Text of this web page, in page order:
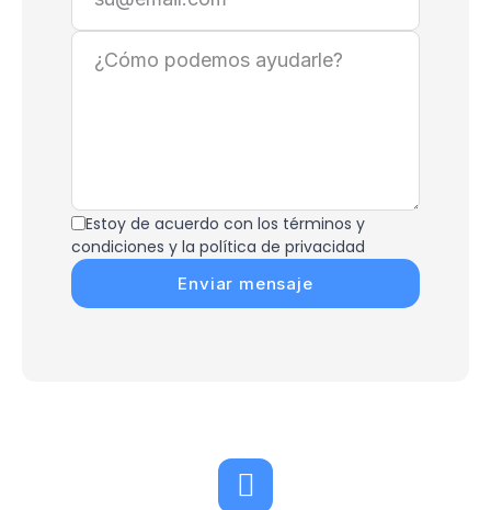
Estoy de acuerdo con los términos y
condiciones y la política de privacidad
Enviar mensaje